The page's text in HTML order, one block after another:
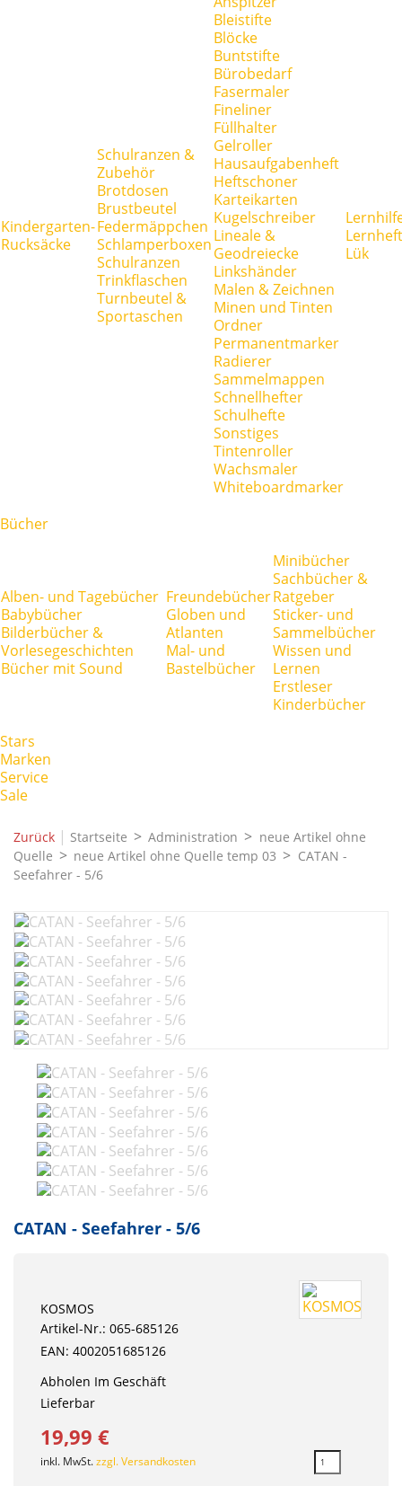
Kindergarten-
Rucksäcke
Schulranzen &
Zubehör
Brotdosen
Brustbeutel
Federmäppchen
Schlamperboxen
Schulranzen
Trinkflaschen
Turnbeutel &
Sportaschen
Bleistifte
Blöcke
Buntstifte
Bürobedarf
Fasermaler
Fineliner
Füllhalter
Gelroller
Hausaufgabenheft
Heftschoner
Karteikarten
Kugelschreiber
Lineale &
Geodreiecke
Linkshänder
Malen & Zeichnen
Minen und Tinten
Ordner
Permanentmarker
Radierer
Sammelmappen
Schnellhefter
Schulhefte
Sonstiges
Tintenroller
Wachsmaler
Whiteboardmarker
Lük
Bücher
Alben- und Tagebücher
Babybücher
Bilderbücher &
Vorlesegeschichten
Bücher mit Sound
Freundebücher
Globen und
Atlanten
Mal- und
Bastelbücher
Minibücher
Sachbücher &
Ratgeber
Sticker- und
Sammelbücher
Wissen und
Lernen
Erstleser
Kinderbücher
Stars
Marken
Service
Sale
Zurück | Startseite Administration
neue Artikel ohne
Quelle
neue Artikel ohne Quelle temp 03
CATAN -
Seefahrer - 5/6
CATAN - Seefahrer - 5/6
KOSMOS
Artikel-Nr.: 065-685126
EAN: 4002051685126
Abholen Im Geschäft
Lieferbar
19,99 €
inkl. MwSt.zzgl. Versandkosten